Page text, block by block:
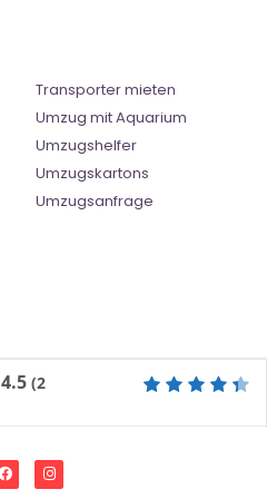
Transporter mieten
Umzug mit Aquarium
Umzugshelfer
Umzugskartons
Umzugsanfrage
4.5 (2